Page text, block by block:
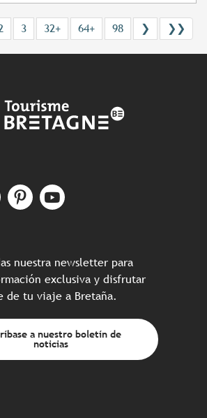
3 32+ 64+ 98 ❯ ❯❯
nuestra newsletter para
exclusiva y disfrutar
de tu viaje a Bretaña.
a nuestro boletín de
noticias